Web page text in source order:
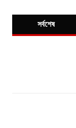
সর্বশেষ